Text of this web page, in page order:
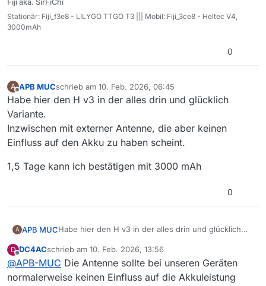
Fiji aka. SirFiChi
Stationär: Fiji_f3e8 - LILYGO TTGO T3 ||| Mobil: Fiji_3ce8 - Heltec V4,
3000mAh
0
A
Offline
APB MUCschrieb am 10. Feb. 2026, 06:45
zuletzt editiert von
Habe hier den H v3 in der alles drin und glücklich
Variante.
Inzwischen mit externer Antenne, die aber keinen
Einfluss auf den Akku zu haben scheint.
1,5 Tage kann ich bestätigen mit 3000 mAh
0
A APB MUCHabe hier den H v3 in der alles drin und glücklich
Inzwischen mit externer Antenne, die aber keinen
Einfluss auf den Akku zu haben scheint.
1,5 Tage kann ich bestätigen mit 3000 mAh
D
Offline
DC4ACschrieb am 10. Feb. 2026, 13:56
zuletzt editiert von
@APB-MUC Die Antenne sollte bei unseren Geräten
normalerweise keinen Einfluss auf die Akkuleistung